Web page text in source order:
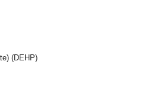
(DEHP)